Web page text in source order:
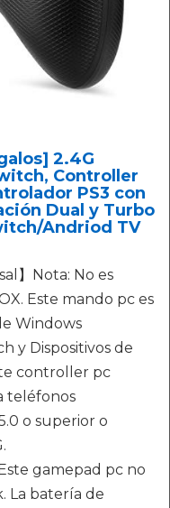
2.4G
Controller
PS3 con
Dual y Turbo
Andriod TV
】Nota: No es
Este mando pc es
Windows
y Dispositivos de
controller pc
teléfonos
o superior o
gamepad pc no
La batería de